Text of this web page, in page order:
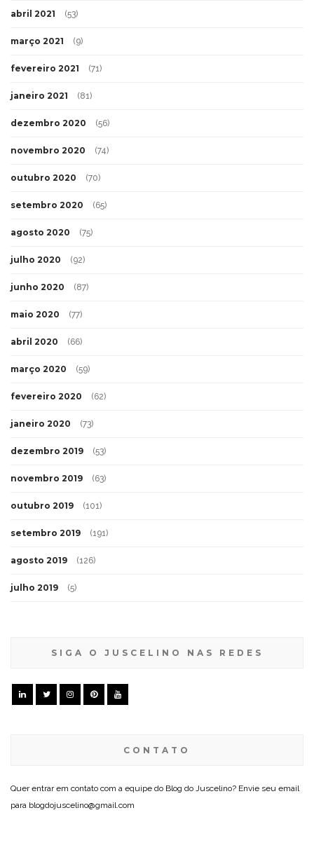
abril 2021 (53)
março 2021 (9)
fevereiro 2021 (71)
janeiro 2021 (81)
dezembro 2020 (56)
novembro 2020 (74)
outubro 2020 (70)
setembro 2020 (65)
agosto 2020 (75)
julho 2020 (92)
junho 2020 (87)
maio 2020 (77)
abril 2020 (66)
março 2020 (59)
fevereiro 2020 (62)
janeiro 2020 (73)
dezembro 2019 (53)
novembro 2019 (63)
outubro 2019 (101)
setembro 2019 (191)
agosto 2019 (126)
julho 2019 (5)
SIGA O JUSCELINO NAS REDES
CONTATO
Quer entrar em contato com a equipe do Blog do Juscelino? Envie seu email
para blogdojuscelino@gmail.com